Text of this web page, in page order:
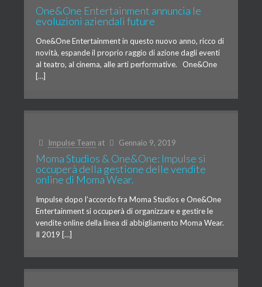
One&One Entertainment annuncia le
evoluzioni aziendali future
One&One Entertainment in questo nuovo anno, ricco di
novità, espande il proprio raggio di azione dagli eventi
al teatro, al cinema, alle arti performative. One&One
[…]
Impulse Team at Gennaio 9, 2019
Moma Studios & One&One: Impulse si
occuperà della gestione delle vendite
online di Moma Wear.
Impulse dopo l’accordo fra Moma Studios e One&One
Entertainment si occuperà di organizzare e gestire le
vendite online della linea di abbigliamento Moma Wear.
Il 2019 […]